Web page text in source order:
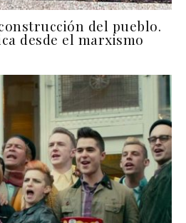
del pueblo.
desde el marxismo